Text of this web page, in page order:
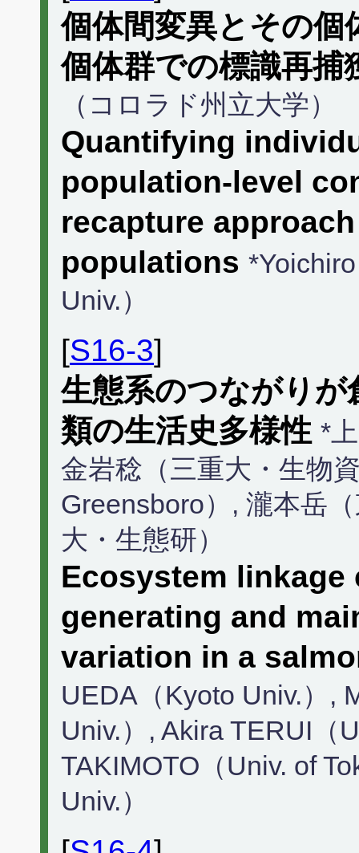
個体間変異とその個
個体群での標識再捕
（コロラド州立大学）
Quantifying
population-level
recapture
populations
Univ.）
[S16-3]
生態系のつながりが
類の生活史多様性 *
金岩稔（三重大・生物
Greensboro）, 瀧本岳
大・生態研）
Ecosystem
generating and
variation in a
UEDA（Kyoto Univ.）,
Univ.）, Akira TERUI（
TAKIMOTO（Univ. of
Univ.）